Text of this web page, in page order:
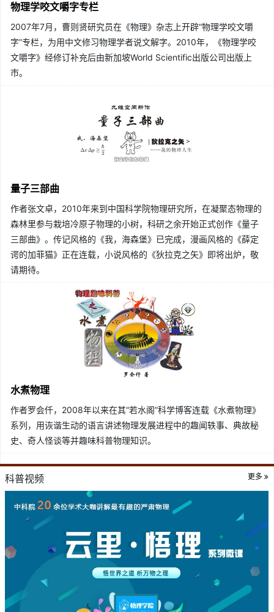
物理学咬文嚼字专栏
2007年7月，曹则贤研究员在《物理》杂志上开辟“物理学咬文嚼
字”专栏，为用中文修习物理学者说文解字。2010年，《物理学咬
文嚼字》经修订补充后由新加坡World Scientific出版公司出版上
市。
量子三部曲
作者张文卓，2010年来到中国科学院物理研究所，在凝聚态物理的
森林里参与栽培冷原子物理的小树，科研之余开始正式创作《量子
三部曲》。传记风格的《我，海森堡》已完成，漫画风格的《薛定
谔的加菲猫》正在连载，小说风格的《狄拉克之矢》即将出炉，敬
请期待。
水煮物理
作者罗会仟，2008年以来在其“若水阁”科学博客连载《水煮物理》
系列，用诙谐生动的语言讲述物理发展进程中的趣闻轶事、典故秘
史、奇人怪谈等并趣味科普物理知识。
科普视频 更多